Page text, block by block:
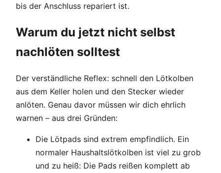
bis der Anschluss repariert ist.
Warum du jetzt nicht selbst
nachlöten solltest
Der verständliche Reflex: schnell den Lötkolben
aus dem Keller holen und den Stecker wieder
anlöten. Genau davor müssen wir dich ehrlich
warnen – aus drei Gründen:
Die Lötpads sind extrem empfindlich. Ein
normaler Haushaltslötkolben ist viel zu grob
und zu heiß: Die Pads reißen komplett ab